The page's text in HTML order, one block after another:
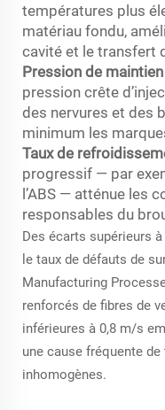
températures plus
matériau fondu,
cavité et le transfert
Pression de maintien
pression crête
des nervures et des
minimum les
Taux de
progressif — par
l’ABS — atténue les
responsables du
Des écarts supérieurs
le taux de défauts de
Manufacturing
renforcés de fibres de
inférieures à 0,8 m/s
une cause fréquente
inhomogènes.